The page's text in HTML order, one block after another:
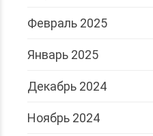
Февраль 2025
Январь 2025
Декабрь 2024
Ноябрь 2024